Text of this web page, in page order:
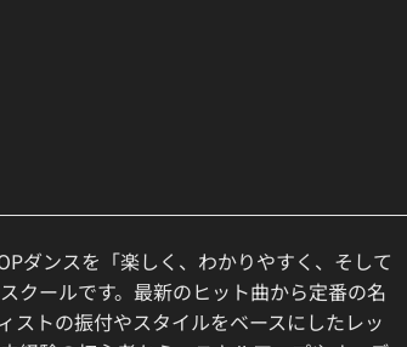
ダンスを「楽しく、わかりやすく、そして
クールです。最新のヒット曲から定番の名
ストの振付やスタイルをベースにしたレッ